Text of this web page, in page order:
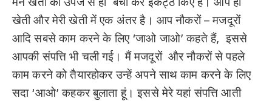
खेती और मेरी खेती में एक अंतर है। आप नौकरों – मजदूरों
आदि सबसे काम करने के लिए ‘जाओ जाओ’ कहते हैं, इससे
आपकी संपत्ति भी चली गई। मैं मजदूरों और नौकरों से पहले
काम करने को तैयारहोकर उन्हें अपने साथ काम करने के लिए
सदा ‘आओ’ कहकर बुलाता हूं। इससे मेरे यहां संपत्ति आती